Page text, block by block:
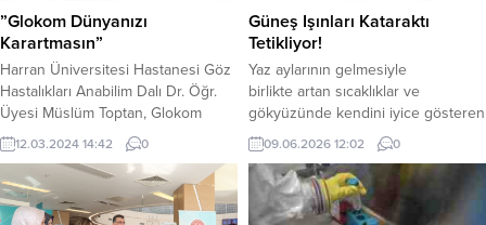
Belediyesi Dr. Ceyhun İrgil Sağlık
Müzesi’ndeki programa Nilüfer
Belediye...
sağlandı. Kaldırımlar ise köpüklü su
ile yıkanarak tertemiz hale
getirildi....
”Glokom Dünyanızı
Karartmasın”
Harran Üniversitesi Hastanesi Göz
Hastalıkları Anabilim Dalı Dr. Öğr.
Üyesi Müslüm Toptan, Glokom
Haftası nedeniyle Halk arasında
‘göz tansiyonu’ olarak bilinen
glokomla ilgili açıklamalarda
bulundu. Göz Hastalıkları Anabilim
12.03.2024 14:42 0
Güneş Işınları Kataraktı
Tetikliyor!
Yaz aylarının gelmesiyle
birlikte artan sıcaklıklar ve
gökyüzünde kendini iyice gösteren
güneş, sadece cildimizi değil göz
sağlığımızı da yakından tehdit
ediyor. Göz Vakfı Beria
Turaç İdealtepe Göz Merkezi Göz
09.06.2026 12:02 0